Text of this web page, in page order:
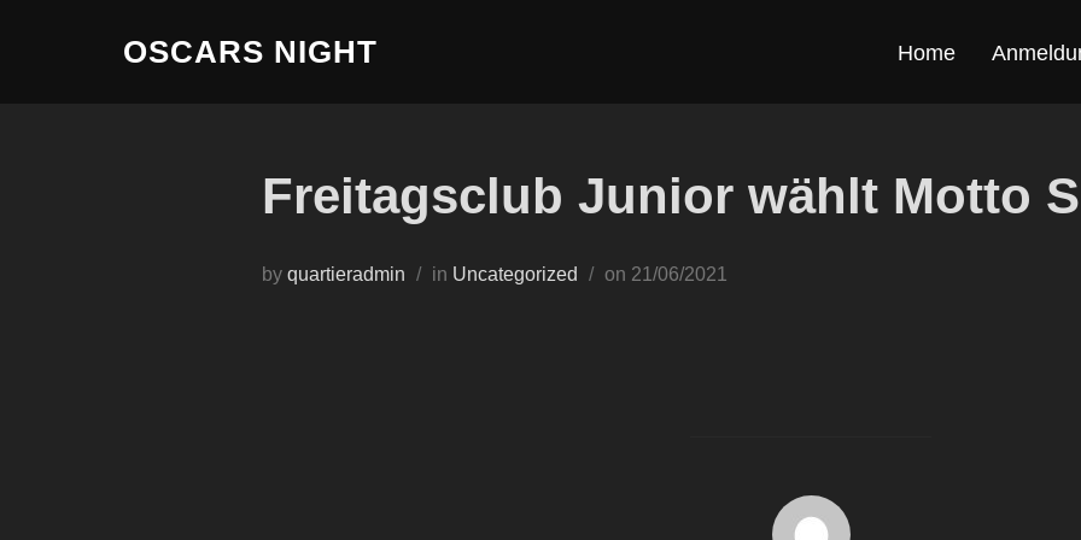
OSCARS NIGHT Home
Freitagsclub Junior wählt Motto
by quartieradmin in Uncategorized on Posted
21/06/2021
POST AUTHOR